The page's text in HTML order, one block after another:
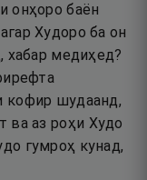
онҳоро баён
Худоро ба он
хабар медиҳед?
кофир шудаанд,
ва аз роҳи Худо
гумроҳ кунад,